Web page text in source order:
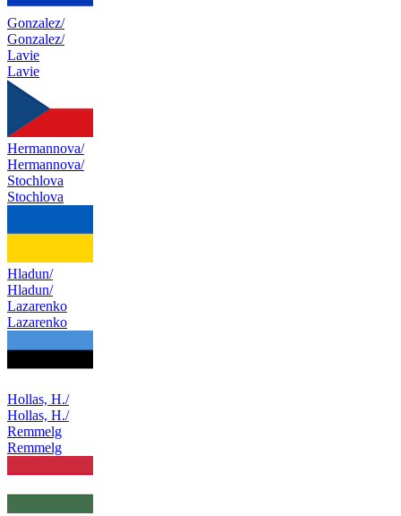
Gonzalez/
Gonzalez/
Lavie
Lavie
Hermannova/
Hermannova/
Stochlova
Stochlova
Hladun/
Hladun/
Lazarenko
Lazarenko
Hollas, H./
Hollas, H./
Remmelg
Remmelg